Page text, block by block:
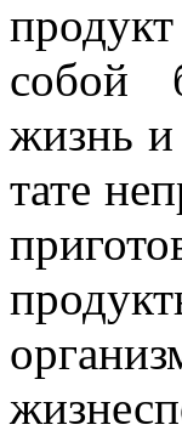
собой
жизнь и
тате